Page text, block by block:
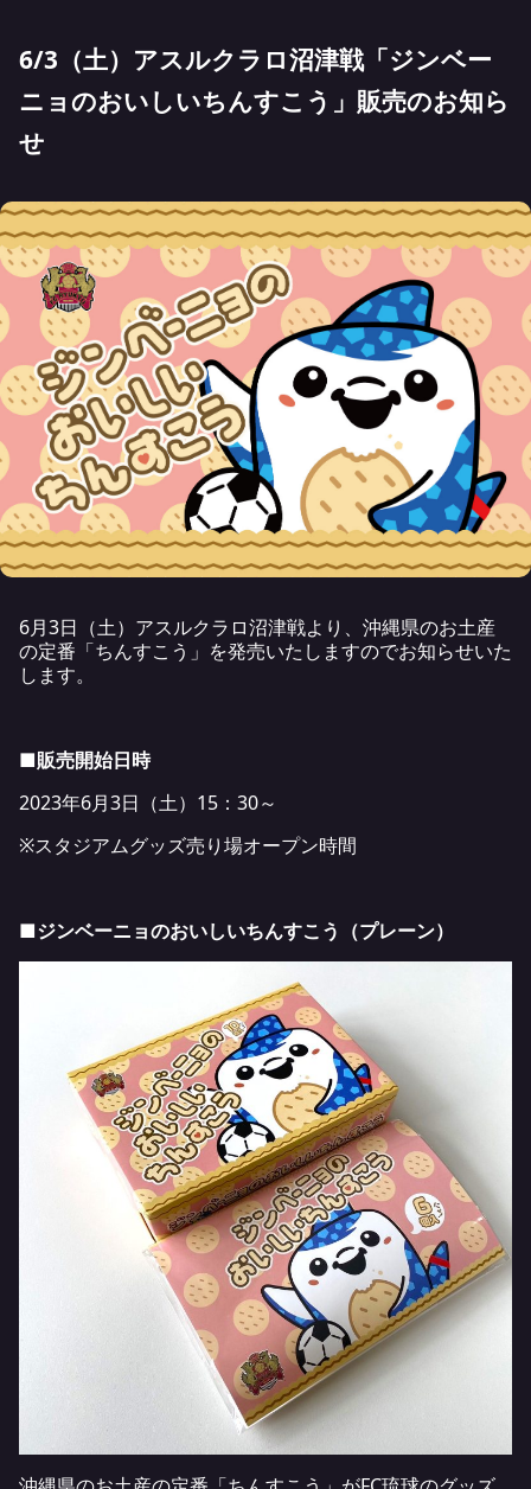
6/3（土）アスルクラロ沼津戦「ジンベー
ニョのおいしいちんすこう」販売のお知ら
せ
6月3日（土）アスルクラロ沼津戦より、沖縄県のお土産
の定番「ちんすこう」を発売いたしますのでお知らせいた
します。
■販売開始日時
2023年6月3日（土）15：30～
※スタジアムグッズ売り場オープン時間
■ジンベーニョのおいしいちんすこう（プレーン）